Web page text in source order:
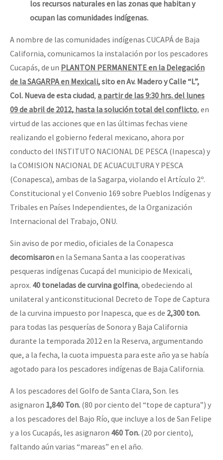
los recursos naturales en las zonas que habitan y
ocupan las comunidades indígenas.
A nombre de las comunidades indígenas CUCAPÁ de Baja
California, comunicamos la instalación por los pescadores
Cucapás, de un PLANTON PERMANENTEen la Delegación
de la SAGARPA en Mexicali, sito en Av. Madero y Calle “L”,
Col. Nueva de esta ciudad, a partir de las 9:30 hrs. del lunes
09 de abril de 2012, hasta la solución total del conflicto, en
virtud de las acciones que en las últimas fechas viene
realizando el gobierno federal mexicano, ahora por
conducto del INSTITUTO NACIONAL DE PESCA (Inapesca) y
la COMISION NACIONAL DE ACUACULTURA Y PESCA
(Conapesca), ambas de la Sagarpa, violando el Artículo 2º.
Constitucional y el Convenio 169 sobre Pueblos Indígenas y
Tribales en Países Independientes, de la Organización
Internacional del Trabajo, ONU.
Sin aviso de por medio, oficiales de la Conapesca
decomisaronen la Semana Santa a las cooperativas
pesqueras indígenas Cucapá del municipio de Mexicali,
aprox. 40 toneladas de curvina golfina, obedeciendo al
unilateral y anticonstitucional Decreto de Tope de Captura
de la curvina impuesto por Inapesca, que es de 2,300 ton.
para todas las pesquerías de Sonora y Baja California
durante la temporada 2012 en la Reserva, argumentando
que, a la fecha, la cuota impuesta para este año ya se había
agotado para los pescadores indígenas de Baja California.
A los pescadores del Golfo de Santa Clara, Son. les
asignaron 1,840 Ton. (80 por ciento del “tope de captura”) y
a los pescadores del Bajo Río, que incluye a los de San Felipe
y a los Cucapás, les asignaron 460 Ton. (20 por ciento),
faltando aún varias “mareas” en el año.